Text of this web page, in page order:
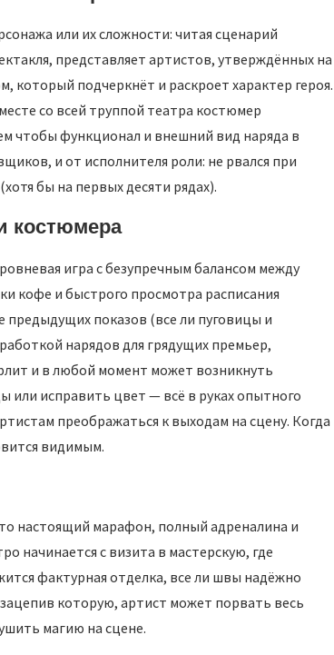
или их сложности: читая сценарий
представляет артистов, утверждённых на
подчеркнёт и раскроет характер героя.
со всей труппой театра костюмер
чтобы функционал и внешний вид наряда в
и от исполнителя роли: не рвался при
бы на первых десяти рядах).
костюмера
игра с безупречным балансом между
кофе и быстрого просмотра расписания
показов (все ли пуговицы и
нарядов для грядущих премьер,
и в любой момент может возникнуть
или исправить цвет — всё в руках опытного
преображаться к выходам на сцену. Когда
видимым.
настоящий марафон, полный адреналина и
начинается с визита в мастерскую, где
фактурная отделка, все ли швы надёжно
которую, артист может порвать весь
магию на сцене.